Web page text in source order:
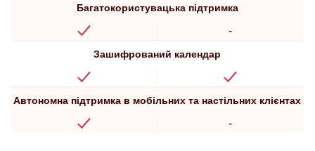
Багатокористувацька підтримка
-
Зашифрований календар
Автономна підтримка в мобільних та настільних клієнтах
-